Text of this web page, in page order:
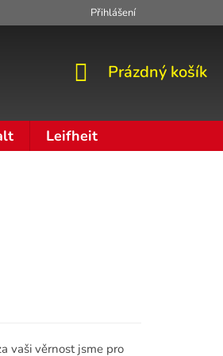
Moje objednávka
Přihlášení
NÁKUPNÍ
Prázdný košík
Leifheit
vaši věrnost jsme pro